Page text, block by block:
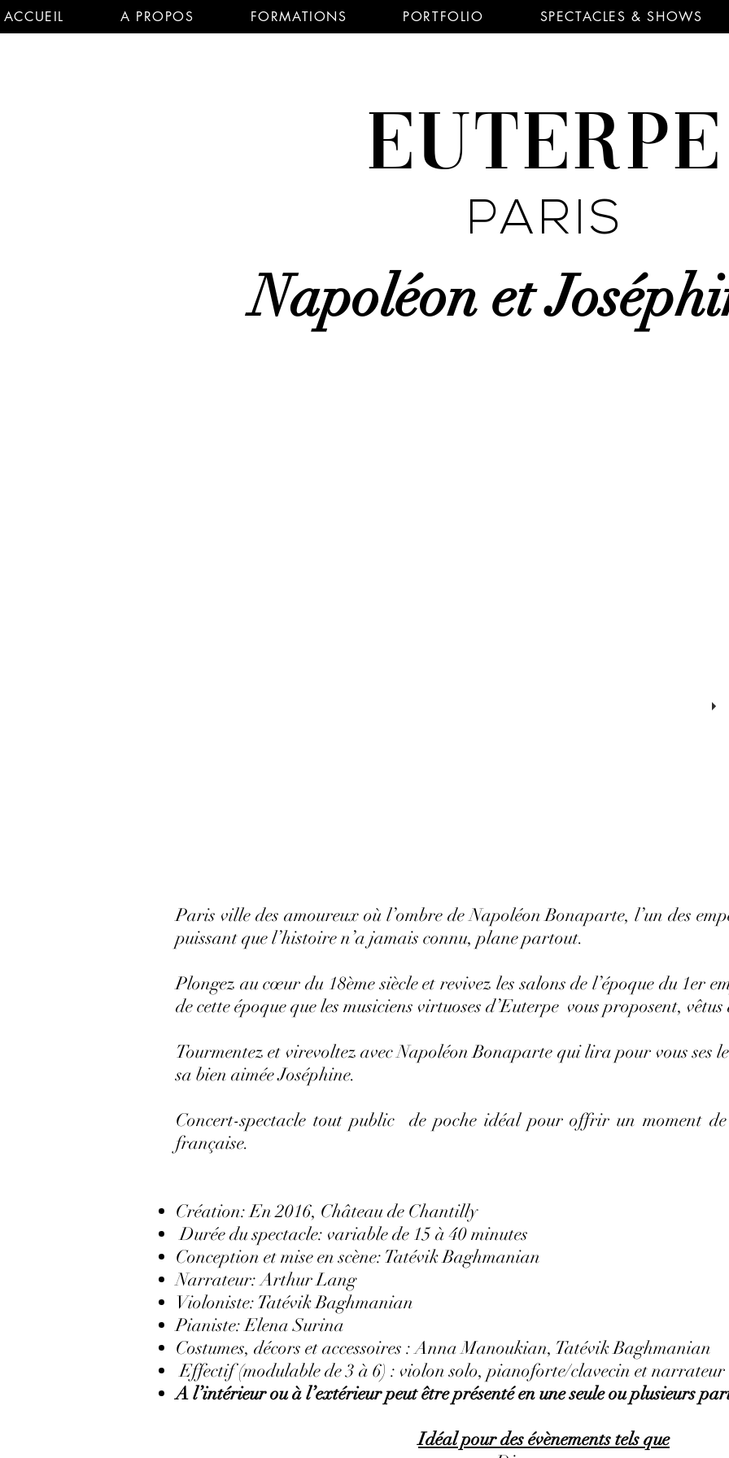
ACCUEIL A PROPOS FORMATIONS PORTFOLIO SPECTACLES & SHOWS
PARIS
Napoléon et
Paris ville des amoureux où l’ombre de Napoléon Bonaparte, l’un des
puissant que l’histoire n’a jamais connu, plane partout.
Plongez au cœur du 18ème siècle et revivez les salons de l’époque du 1er
de cette époque que les musiciens virtuoses d’Euterpe vous proposent,
Tourmentez et virevoltez avec Napoléon Bonaparte qui lira pour vous ses
sa bien aimée Joséphine.
Concert-spectacle tout public de poche idéal pour offrir un moment
française.
Création: En 2016, Château de Chantilly
Durée du spectacle: variable de 15 à 40 minutes
Conception et mise en scène: Tatévik Baghmanian
Narrateur: Arthur Lang
Violoniste: Tatévik Baghmanian
Pianiste: Elena Surina
Costumes, décors et accessoires : Anna Manoukian, Tatévik Baghmanian
Effectif (modulable de 3 à 6) : violon solo, pianoforte/clavecin et narrateur
A l’intérieur ou à l’extérieur peut être présenté en une seule ou plusieurs
Idéal pour des évènements tels que